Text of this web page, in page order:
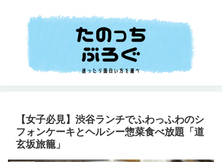
【女子必見】渋谷ランチでふわっふわのシ
フォンケーキとヘルシー惣菜食べ放題「道
玄坂旅籠」